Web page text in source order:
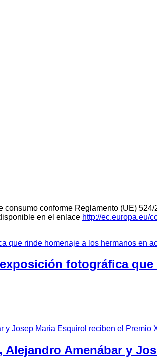
conforme Reglamento (UE)
en el enlace http://ec.europa.eu/
fotográfica
Amenábar y